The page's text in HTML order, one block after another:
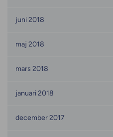
juni 2018
maj 2018
mars 2018
januari 2018
december 2017